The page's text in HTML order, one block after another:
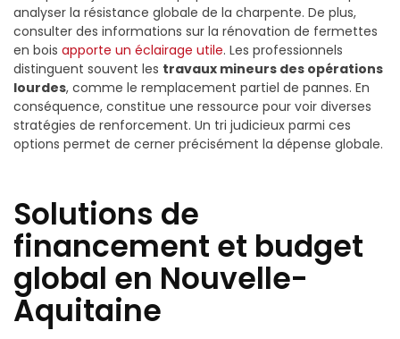
analyser la résistance globale de la charpente. De plus,
consulter des informations sur la rénovation de fermettes
en bois apporte un éclairage utile. Les professionnels
distinguent souvent les travaux mineurs des opérations
lourdes, comme le remplacement partiel de pannes. En
conséquence, constitue une ressource pour voir diverses
stratégies de renforcement. Un tri judicieux parmi ces
options permet de cerner précisément la dépense globale.
Solutions de
financement et budget
global en Nouvelle-
Aquitaine